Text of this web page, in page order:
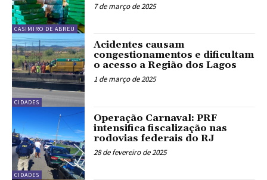
CASIMIRO DE ABREU
7 de março de 2025
CIDADES
Acidentes causam
congestionamentos e dificultam
o acesso a Região dos Lagos
1 de março de 2025
CIDADES
Operação Carnaval: PRF
intensifica fiscalização nas
rodovias federais do RJ
28 de fevereiro de 2025